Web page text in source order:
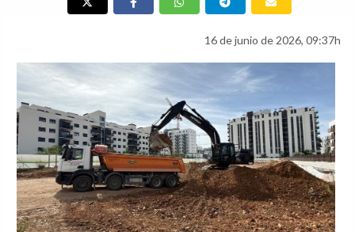
16 de junio de 2026, 09:37h